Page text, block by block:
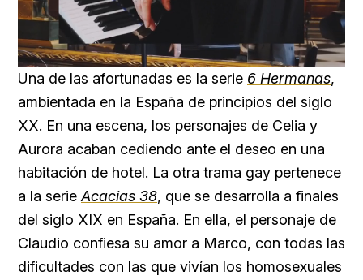
Unmute Loaded
59.22%
Una de las afortunadas es la serie 6 Hermanas,
ambientada en la España de principios del siglo
XX. En una escena, los personajes de Celia y
Aurora acaban cediendo ante el deseo en una
habitación de hotel. La otra trama gay pertenece
a la serie Acacias 38, que se desarrolla a finales
del siglo XIX en España. En ella, el personaje de
Claudio confiesa su amor a Marco, con todas las
dificultades con las que vivían los homosexuales